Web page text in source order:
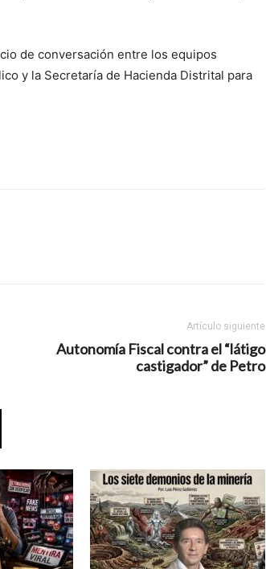
de conversación entre los equipos
y la Secretaría de Hacienda Distrital para
Artículo siguiente
Autonomía Fiscal contra el “látigo
castigador” de Petro